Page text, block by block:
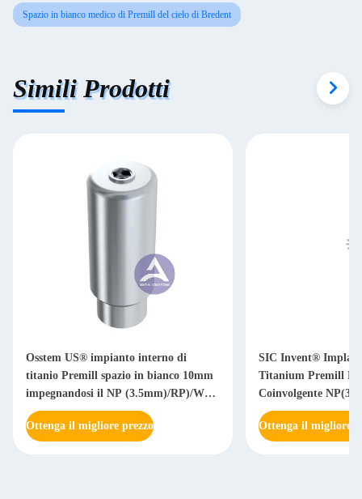
Spazio in bianco medico di Premill del cielo di Bredent
Simili Prodotti
Osstem US® impianto interno di
titanio Premill spazio in bianco 10mm
impegnandosi il NP (3.5mm)/RP)/WP
(5.1mm) (di 4.1mm
Ottenga il migliore prezzo
SIC Invent®
Titanium Premill
Coinvolgente
Ottenga il migliore